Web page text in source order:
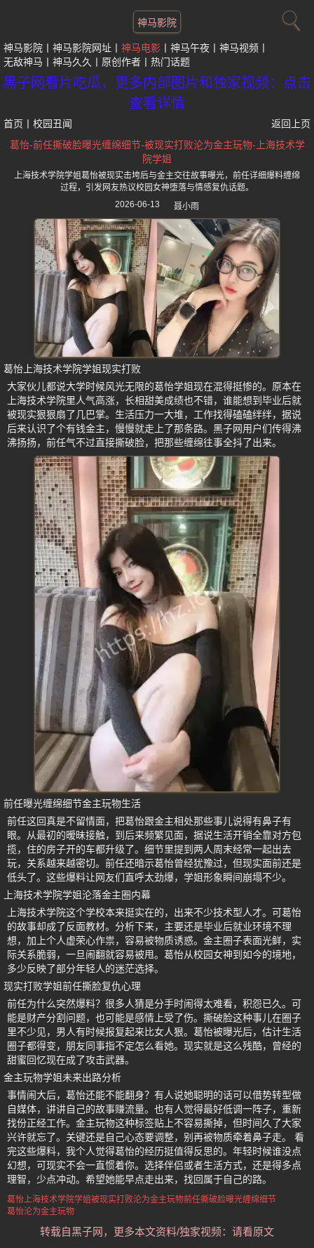
神马影院
神马影院 神马影院网址 神马电影 神马午夜
神马视频
无敌神马
神马久久 原创作者 热门话题
黑子网看片吃瓜，更多内部图片和独家视频：点击
查看详情
首页 校园丑闻
返回上页
葛怡-前任撕破脸曝光缠绵细节-被现实打败沦为金主玩物-上海技术学
院学姐
上海技术学院学姐葛怡被现实击垮后与金主交往故事曝光，前任详细爆料缠绵
过程，引发网友热议校园女神堕落与情感复仇话题。
2026-06-13
聂小雨
葛怡上海技术学院学姐现实打败
大家伙儿都说大学时候风光无限的葛怡学姐现在混得挺惨的。原本在
上海技术学院里人气高涨，长相甜美成绩也不错，谁能想到毕业后就
被现实狠狠扇了几巴掌。生活压力一大堆，工作找得磕磕绊绊，据说
后来认识了个有钱金主，慢慢就走上了那条路。黑子网用户们传得沸
沸扬扬，前任气不过直接撕破脸，把那些缠绵往事全抖了出来。
前任曝光缠绵细节金主玩物生活
前任这回真是不留情面，把葛怡跟金主相处那些事儿说得有鼻子有
眼。从最初的暧昧接触，到后来频繁见面，据说生活开销全靠对方包
揽，住的房子开的车都升级了。细节里提到两人周末经常一起出去
玩，关系越来越密切。前任还暗示葛怡曾经犹豫过，但现实面前还是
低头了。这些爆料让网友们直呼太劲爆，学姐形象瞬间崩塌不少。
上海技术学院学姐沦落金主圈内幕
上海技术学院这个学校本来挺实在的，出来不少技术型人才。可葛怡
的故事却成了反面教材。分析下来，主要还是毕业后就业环境不理
想，加上个人虚荣心作祟，容易被物质诱惑。金主圈子表面光鲜，实
际关系脆弱，一旦闹翻就容易被甩。葛怡从校园女神到如今的境地，
多少反映了部分年轻人的迷茫选择。
现实打败学姐前任撕脸复仇心理
前任为什么突然爆料？很多人猜是分手时闹得太难看，积怨已久。可
能是财产分割问题，也可能是感情上受了伤。撕破脸这种事儿在圈子
里不少见，男人有时候报复起来比女人狠。葛怡被曝光后，估计生活
圈子都得变，朋友同事指不定怎么看她。现实就是这么残酷，曾经的
甜蜜回忆现在成了攻击武器。
金主玩物学姐未来出路分析
事情闹大后，葛怡还能不能翻身？有人说她聪明的话可以借势转型做
自媒体，讲讲自己的故事赚流量。也有人觉得最好低调一阵子，重新
找份正经工作。金主玩物这种标签贴上不容易撕掉，但时间久了大家
兴许就忘了。关键还是自己心态要调整，别再被物质牵着鼻子走。 看
完这些爆料，我个人觉得葛怡的经历挺值得反思的。年轻时候谁没点
幻想，可现实不会一直惯着你。选择伴侣或者生活方式，还是得多点
理智，少点冲动。希望她能早点走出来，找回属于自己的路。
葛怡上海技术学院学姐被现实打败沦为金主玩物前任撕破脸曝光缠绵细节
葛怡沦为金主玩物
转载自黑子网，更多本文资料/独家视频：请看原文